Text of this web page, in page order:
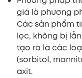
giá là phương
Các sản phẩm
lọc, không bị
tạo ra là các
(sorbitol,
axit.